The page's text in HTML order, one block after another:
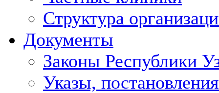
Структура
Документы
Законы Республики
Указы,